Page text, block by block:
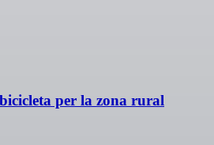
per la zona rural